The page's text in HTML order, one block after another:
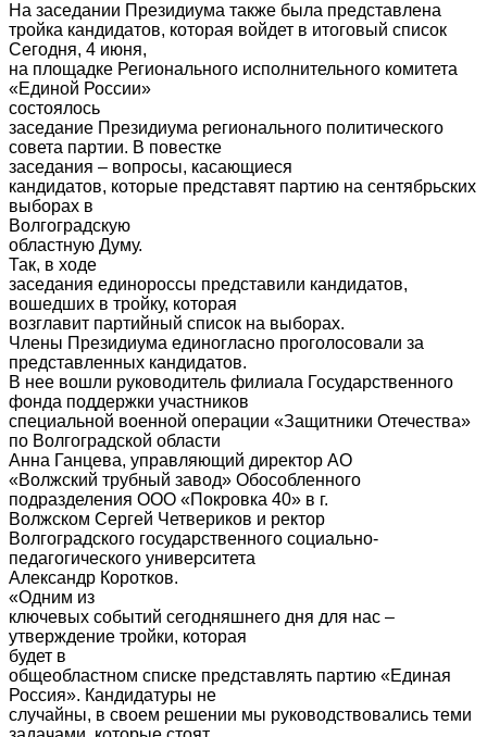
На заседании Президиума также была представлена
тройка кандидатов, которая войдет в итоговый список
Сегодня, 4 июня,
на площадке Регионального исполнительного комитета
«Единой России»
состоялось
заседание Президиума регионального политического
совета партии. В повестке
заседания – вопросы, касающиеся
кандидатов, которые представят партию на сентябрьских
выборах в
Волгоградскую
областную Думу.
Так, в ходе
заседания единороссы представили кандидатов,
вошедших в тройку, которая
возглавит партийный список на выборах.
Члены Президиума единогласно проголосовали за
представленных кандидатов.
В нее вошли руководитель филиала Государственного
фонда поддержки участников
специальной военной операции «Защитники Отечества»
по Волгоградской области
Анна Ганцева, управляющий директор АО
«Волжский трубный завод» Обособленного
подразделения ООО «Покровка 40» в г.
Волжском Сергей Четвериков и ректор
Волгоградского государственного социально-
педагогического университета
Александр Коротков.
«Одним из
ключевых событий сегодняшнего дня для нас –
утверждение тройки, которая
будет в
общеобластном списке представлять партию «Единая
Россия». Кандидатуры не
случайны, в своем решении мы руководствовались теми